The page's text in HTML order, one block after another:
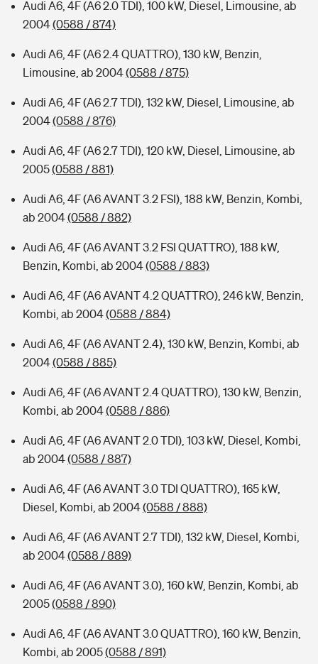
Audi A6, 4F (A6 2.0 TDI), 100 kW, Diesel, Limousine, ab
2004(0588 / 874)
Audi A6, 4F (A6 2.4 QUATTRO), 130 kW, Benzin,
Limousine, ab 2004(0588 / 875)
Audi A6, 4F (A6 2.7 TDI), 132 kW, Diesel, Limousine, ab
2004(0588 / 876)
Audi A6, 4F (A6 2.7 TDI), 120 kW, Diesel, Limousine, ab
2005(0588 / 881)
Audi A6, 4F (A6 AVANT 3.2 FSI), 188 kW, Benzin, Kombi,
ab 2004(0588 / 882)
Audi A6, 4F (A6 AVANT 3.2 FSI QUATTRO), 188 kW,
Benzin, Kombi, ab 2004(0588 / 883)
Audi A6, 4F (A6 AVANT 4.2 QUATTRO), 246 kW, Benzin,
Kombi, ab 2004(0588 / 884)
Audi A6, 4F (A6 AVANT 2.4), 130 kW, Benzin, Kombi, ab
2004(0588 / 885)
Audi A6, 4F (A6 AVANT 2.4 QUATTRO), 130 kW, Benzin,
Kombi, ab 2004(0588 / 886)
Audi A6, 4F (A6 AVANT 2.0 TDI), 103 kW, Diesel, Kombi,
ab 2004(0588 / 887)
Audi A6, 4F (A6 AVANT 3.0 TDI QUATTRO), 165 kW,
Diesel, Kombi, ab 2004(0588 / 888)
Audi A6, 4F (A6 AVANT 2.7 TDI), 132 kW, Diesel, Kombi,
ab 2004(0588 / 889)
Audi A6, 4F (A6 AVANT 3.0), 160 kW, Benzin, Kombi, ab
2005(0588 / 890)
Audi A6, 4F (A6 AVANT 3.0 QUATTRO), 160 kW, Benzin,
Kombi, ab 2005(0588 / 891)